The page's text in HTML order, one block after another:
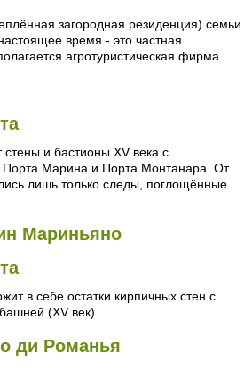
загородная резиденция) семьи
время - это частная
агротуристическая фирма.
и бастионы XV века с
Порта Марина и Порта Монтанара. От
лишь только следы, поглощённые
Мариньяно
в себе остатки кирпичных стен с
(XV век).
ди Романья